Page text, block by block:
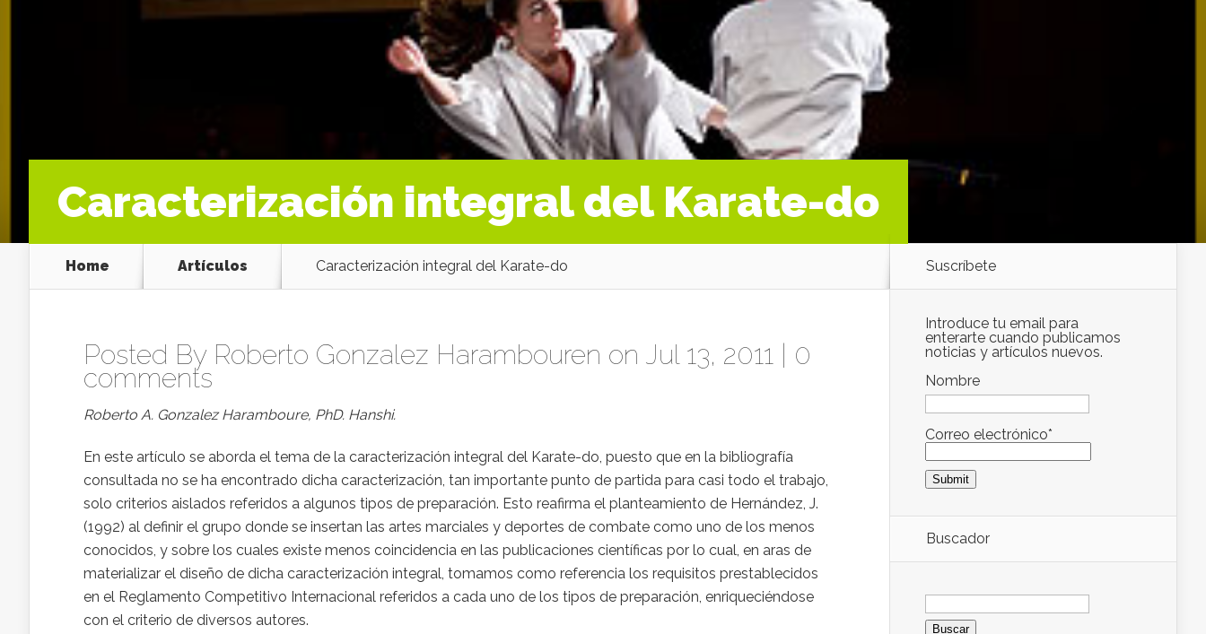
Caracterización integral del Karate-do
Home Artículos Caracterización integral del Karate-do
Posted By Roberto Gonzalez Harambouren on Jul 13, 2011 | 0
comments
Roberto A. Gonzalez Haramboure, PhD. Hanshi.
En este artículo se aborda el tema de la caracterización integral del Karate-do, puesto que en la bibliografía
consultada no se ha encontrado dicha caracterización, tan importante punto de partida para casi todo el trabajo,
solo criterios aislados referidos a algunos tipos de preparación. Esto reafirma el planteamiento de Hernández, J.
(1992) al definir el grupo donde se insertan las artes marciales y deportes de combate como uno de los menos
conocidos, y sobre los cuales existe menos coincidencia en las publicaciones científicas por lo cual, en aras de
materializar el diseño de dicha caracterización integral, tomamos como referencia los requisitos prestablecidos
en el Reglamento Competitivo Internacional referidos a cada uno de los tipos de preparación, enriqueciéndose
con el criterio de diversos autores.
Suscríbete
Introduce tu email para
enterarte cuando publicamos
noticias y artículos nuevos.
Nombre
Correo electrónico*
Buscador
Buscar: